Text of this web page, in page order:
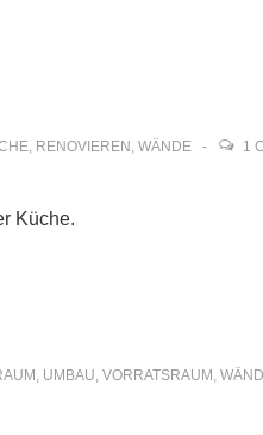
, RENOVIEREN , WÄNDE 1
Küche.
, UMBAU, VORRATSRAUM ,